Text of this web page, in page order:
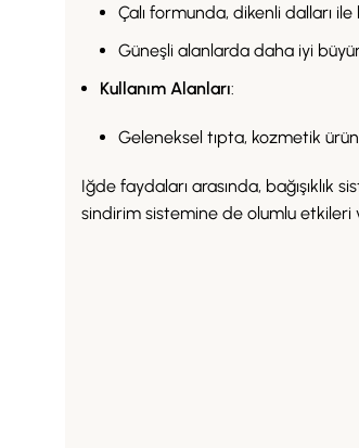
Çalı formunda, dikenli dalları ile
Güneşli alanlarda daha iyi
Kullanım Alanları:
Geleneksel tıpta, kozmetik
Iğde faydaları arasında, bağışıklık
sindirim sistemine de olumlu etkileri